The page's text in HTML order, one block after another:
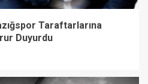
Taraftarlarına
Duyurdu